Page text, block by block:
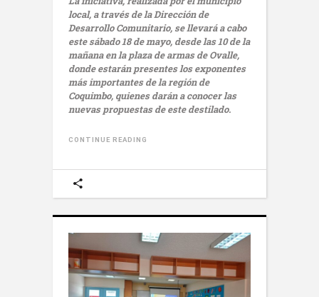
local, a través de la Dirección de
Desarrollo Comunitario, se llevará a cabo
este sábado 18 de mayo, desde las 10 de la
mañana en la plaza de armas de Ovalle,
donde estarán presentes los exponentes
más importantes de la región de
Coquimbo, quienes darán a conocer las
nuevas propuestas de este destilado.
CONTINUE READING